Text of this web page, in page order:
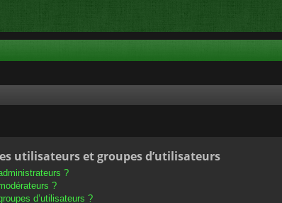
utilisateurs et groupes d’utilisateurs
?
?
d’utilisateurs ?